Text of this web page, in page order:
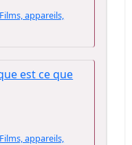
appareils,
est ce que
appareils,